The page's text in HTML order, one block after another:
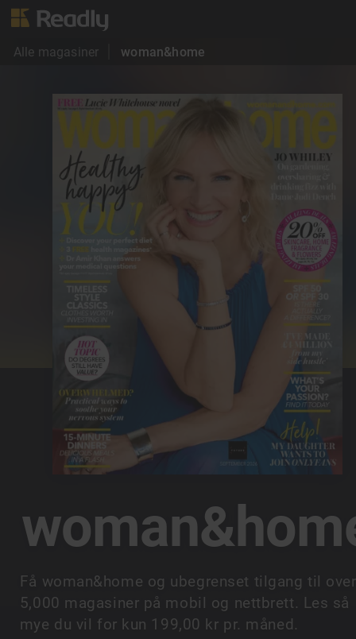
Alle magasiner woman&home
Få woman&home og ubegrenset tilgang til over
5,000 magasiner på mobil og nettbrett. Les så
mye du vil for kun 199,00 kr pr. måned.